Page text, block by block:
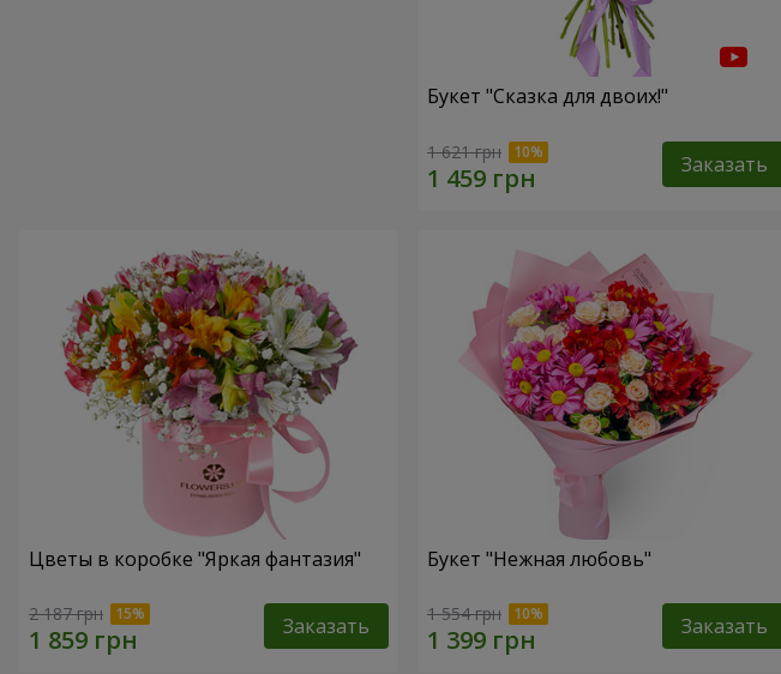
Букет "Сказка для двоих!"
1 621 грн Заказать
Цветы в коробке "Яркая фантазия"
2 187 грн Заказать
Букет "Нежная любовь"
1 554 грн Заказать